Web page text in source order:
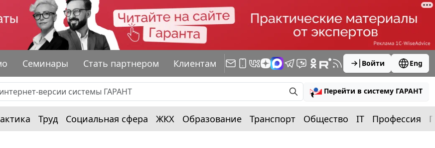
Семинары Стать партнером Клиентам Войти Eng
Перейти в систему ГАРАНТ
Труд Социальная сфера ЖКХ Образование Транспорт Общество IT Профессия